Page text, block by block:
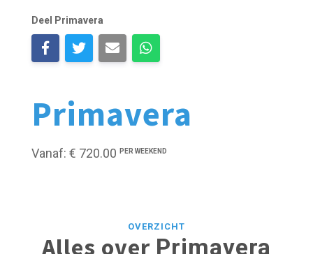
Primavera
Vanaf: € 720.00 PER WEEKEND
Deel Primavera
OVERZICHT
Alles over Primavera